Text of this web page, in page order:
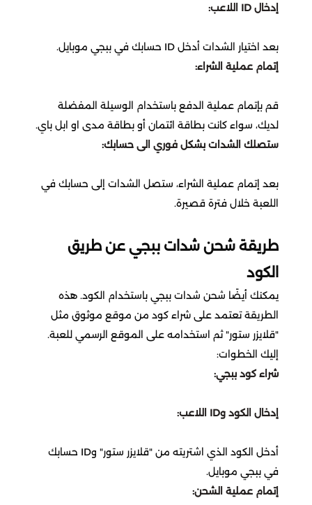
تقسيط موبايل ليجيند
تقسيط دلتا فورس
تقسيط أيقي بارتي
تقسيط ستمبل قايز
تقسيط فارلايت
تقسيط واتشر أوف ريلمز
تقسيط بلود سترايك
تقسيط نيكي انفينيتي
تقسيط واتشر اوف ريلمز
تقسيط لايف افتر
تقسيط اونر اوف كينقز
لايف أفتر
بنيشيق
واتشر أوف ريلمز
أف سي موبايل
بلود سترايك
مارفل سناب
سكاي تشيلدرن اف ذا لايت
تاور اوف فانتسي
نداء الحرب
سول لاند
Soul Land new World
رد تاغ
BBZ
هوم بوكس
جوهرة
ذا بودي شوب p
شو مارت
قولدن سينت
مجموعة الشايع
إدخال ID اللاعب:
بعد اختيار الشدات أدخل ID حسابك في ببجي موبايل.
إتمام عملية الشراء:
قم بإتمام عملية الدفع باستخدام الوسيلة المفضلة
لديك، سواء كانت بطاقة ائتمان أو بطاقة مدى او ابل باي.
ستصلك الشدات بشكل فوري الى حسابك:
بعد إتمام عملية الشراء، ستصل الشدات إلى حسابك في
اللعبة خلال فترة قصيرة.
طريقة شحن شدات ببجي عن طريق
الكود
يمكنك أيضًا شحن شدات ببجي باستخدام الكود. هذه
الطريقة تعتمد على شراء كود من موقع موثوق مثل
"قلايزر ستور" ثم استخدامه على الموقع الرسمي للعبة.
إليك الخطوات:
شراء كود ببجي:
إدخال الكود وID اللاعب:
أدخل الكود الذي اشتريته من "قلايزر ستور" وID حسابك
في ببجي موبايل.
إتمام عملية الشحن: